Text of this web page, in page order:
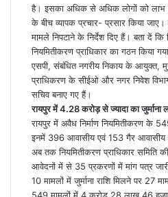
है। इसका अधिक से अधिक लोगों को लाभ
के बीच व्यापक प्रचार- प्रसार किया
मामले निपटाने के निर्देश दिए हैं। बता दें
नियमितीकरण प्राधिकार का गठन किया
एसपी, संबंधित नगरीय निकाय के आयुक्त,
प्राधिकरण के सीईओ और नगर निवेश
सचिव बनाए गए हैं।
रायपुर में 4.28 करोड़ से ज्यादा का जुर्माना
रायपुर में अवैध निर्माण नियमितीकरण के
इनमें 396 आवासीय एवं 153 गैर आवासीय
अब तक नियमितीकरण प्राधिकार समिति
आवेदनों में से 35 प्रकरणों में मांग पत्र
10 मामलों में जुर्माना राशि मिलने पर 27